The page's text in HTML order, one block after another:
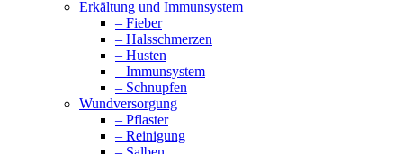
Erkältung und Immunsystem
– Fieber
– Halsschmerzen
– Husten
– Immunsystem
– Schnupfen
Wundversorgung
– Pflaster
– Reinigung